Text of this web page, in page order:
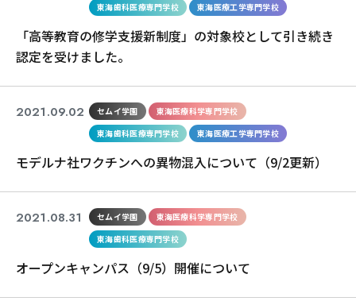
東海歯科医療専門学校
東海医療工学専門学校
「高等教育の修学支援新制度」の対象校として引き続き
認定を受けました。
2021.09.02 セムイ学園
東海医療科学専門学校
東海歯科医療専門学校
東海医療工学専門学校
モデルナ社ワクチンへの異物混入について（9/2更新）
2021.08.31 セムイ学園
東海医療科学専門学校
東海歯科医療専門学校
オープンキャンパス（9/5）開催について